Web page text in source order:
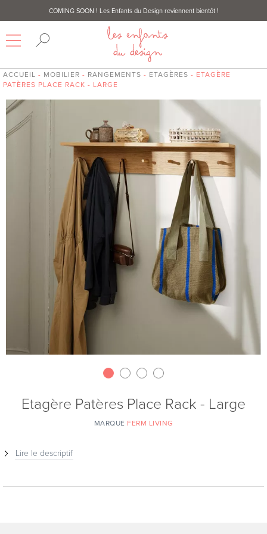
COMING SOON ! Les Enfants du Design reviennent bientôt !
ACCUEIL - MOBILIER - RANGEMENTS - ETAGÈRES - ETAGÈRE
PATÈRES PLACE RACK - LARGE
Etagère Patères Place Rack - Large
MARQUE FERM LIVING
Lire le descriptif